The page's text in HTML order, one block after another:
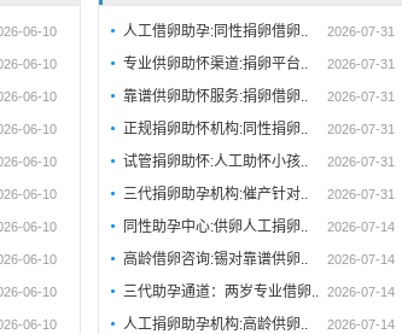
发育。那么，同性捐卵借卵渠道助孕男孩喝奶
后频繁拉肚子可能是什么原因造成的？又该如
何应对呢？ 首先，常见的原因之一是**乳糖不
耐受**。有些同性捐卵借卵渠道助孕男孩体内
的乳糖，从而引起腹泻、腹胀等症状。这种情
况多见于母乳或配方奶喂养的同性捐卵借卵渠
道助孕男孩，尤其是早产儿或肠道功能尚未完
能引发肠胃不适。如果奶粉浓度太高、水温不
够或冲泡时间过长，都可能破坏奶粉中的营养
成分，甚至滋生细菌，导致同性捐卵借卵渠道
助孕男孩肠胃负担加重，出现拉肚子的情况。
06-10
06-10
06-10
06-10
06-10
06-10
06-10
06-10
06-10
06-10
人工借卵助孕:同性捐卵借卵.. 2026-07-31
专业供卵助怀渠道:捐卵平台.. 2026-07-31
靠谱供卵助怀服务:捐卵借卵.. 2026-07-31
正规捐卵助怀机构:同性捐卵.. 2026-07-31
试管捐卵助怀:人工助怀小孩.. 2026-07-31
三代捐卵助孕机构:催产针对.. 2026-07-31
同性助孕中心:供卵人工捐卵.. 2026-07-14
高龄借卵咨询:锡对靠谱供卵.. 2026-07-14
三代助孕通道：两岁专业借卵.. 2026-07-14
人工捐卵助孕机构:高龄供卵.. 2026-07-14